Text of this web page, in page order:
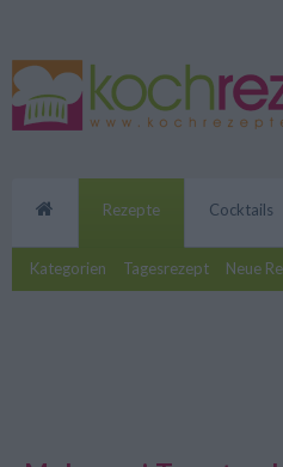
Rezepte
Kategorien Tagesrezept Neue
Cocktails